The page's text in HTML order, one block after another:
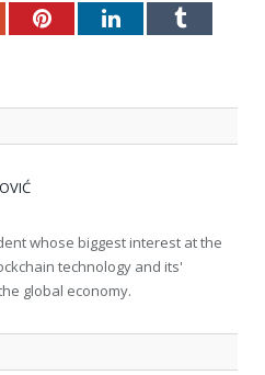
PinterestLinkedInTumblr
whose biggest interest at the
technology and its'
global economy.